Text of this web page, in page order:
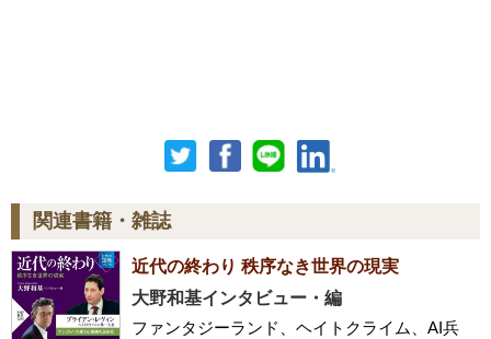
関連書籍・雑誌
近代の終わり 秩序なき世界の現実
大野和基インタビュー・編
ファンタジーランド、ヘイトクライム、AI兵